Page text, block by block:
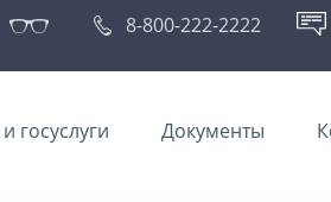
8-800-222-2222
госуслуги Документы